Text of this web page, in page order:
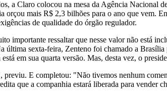
a Claro colocou na mesa da Agência
orçou mais R$ 2,3 bilhões para o ano que vem.
de qualidade do órgão regulador.
importante ressaltar que nesse valor não está
última sexta-feira, Zenteno foi chamado a
em sua quarta versão. Mas, desta vez, o
previu. E completou: "Não tivemos nenhum
que a companhia estará liberada para vender